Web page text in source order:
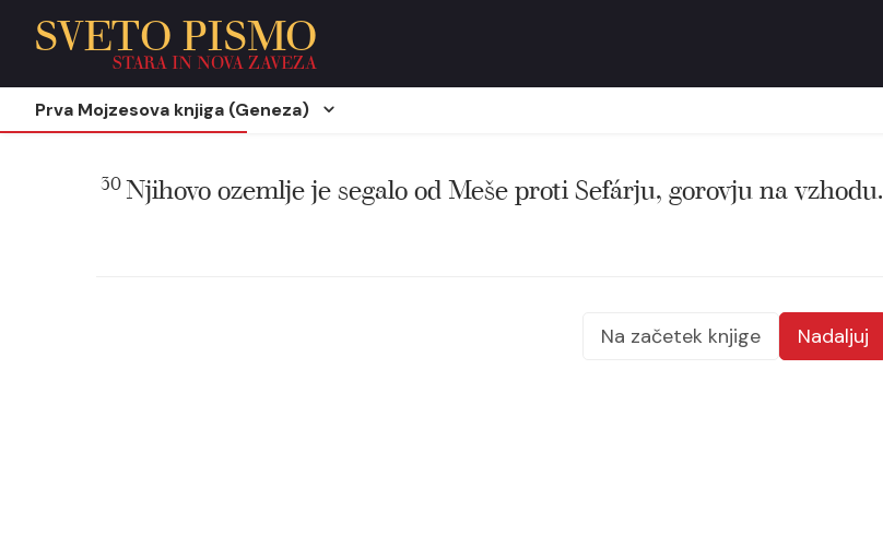
SVETO PISMO
STARA IN NOVA ZAVEZA
Prva Mojzesova knjiga (Geneza)
30Njihovo ozemlje je segalo od Meše proti Sefárju, gorovju na vzhodu.
Na začetek knjige Nadaljuj